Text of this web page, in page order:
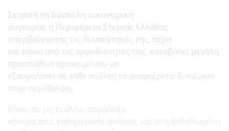
Σε αυτή τη δύσκολη οικονομική
συγκυρία, η Περιφέρεια Στερεάς Ελλάδας
υπερβαίνοντας τις δυνατότητές της, πέρα
και πάνω από τις αρμοδιότητες της, καταβάλει μεγάλη
προσπάθεια προκειμένου να
εξασφαλίσει σε κάθε πολίτη το αναφαίρετο δικαίωμα
στην περίθαλψη.
Είναι, αν μη τι άλλο, παράδοξο,
κόντρα στις καθημερινές ανάγκες και στη δεδηλωμένη